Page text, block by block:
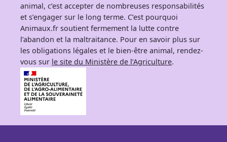
animal, c’est accepter de nombreuses responsabilités
et s’engager sur le long terme. C’est pourquoi
Animaux.fr soutient fermement la lutte contre
l’abandon et la maltraitance. Pour en savoir plus sur
les obligations légales et le bien-être animal, rendez-
vous sur le site du Ministère de l’Agriculture.